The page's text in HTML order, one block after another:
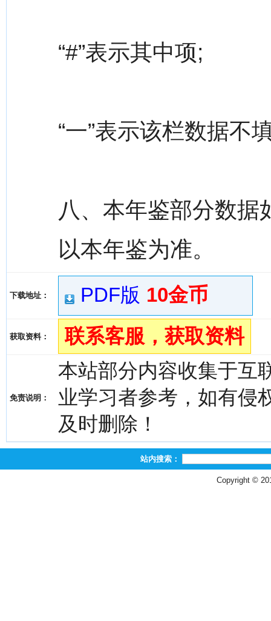
“#”表示其中项;
“一”表示该栏数据不
八、本年鉴部分数据
以本年鉴为准。
下载地址： PDF版 10金币
获取资料： 联系客服，获取资料
免责说明：
本站部分内容收集于互
业学习者参考，如有侵
及时删除！
站内搜索：
Copyright ©